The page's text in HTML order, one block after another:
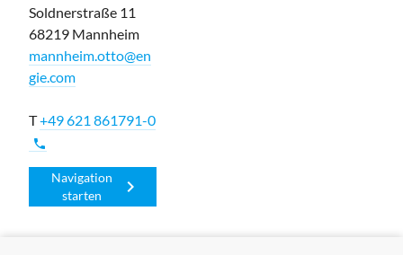
Soldnerstraße 11
68219 Mannheim
mannheim.otto@en
gie.com
T+49 621 861791-0
phone
Navigation
starten
chevron_right